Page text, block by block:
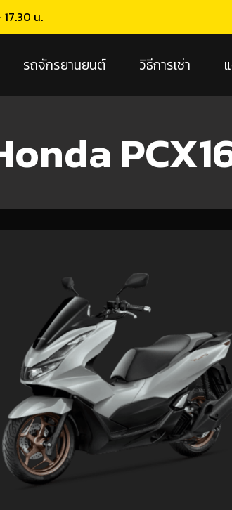
น.
รถจักรยานยนต์ วิธีการเช่า